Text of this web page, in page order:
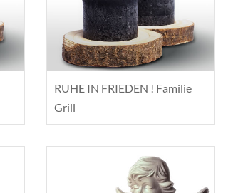
RUHE IN FRIEDEN ! Familie
Grill